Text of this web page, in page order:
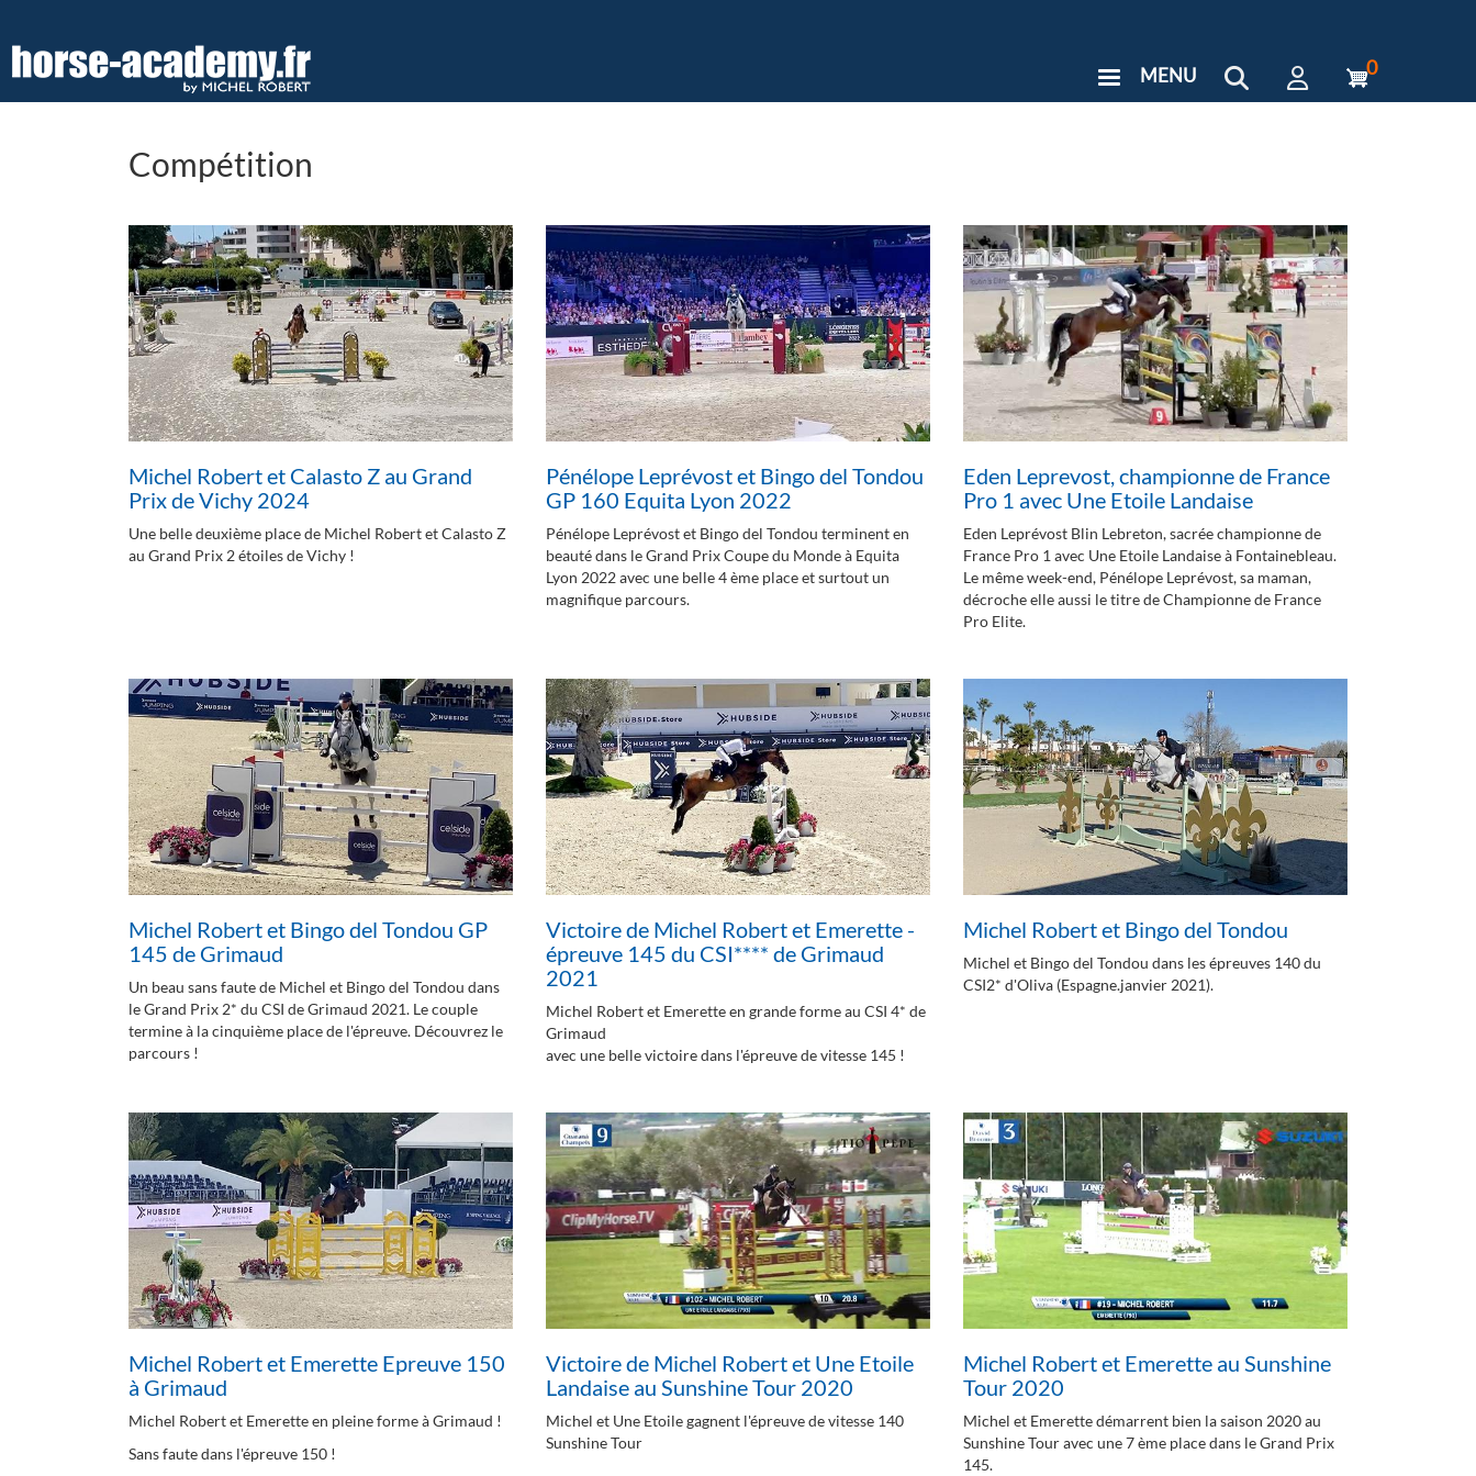
au
contenu
User
MENU 0
Compétition
Michel Robert et Calasto Z au Grand
Prix de Vichy 2024
Une belle deuxième place de Michel Robert et Calasto Z
au Grand Prix 2 étoiles de Vichy !
Pénélope Leprévost et Bingo del Tondou
GP 160 Equita Lyon 2022
Pénélope Leprévost et Bingo del Tondou terminent en
beauté dans le Grand Prix Coupe du Monde à Equita
Lyon 2022 avec une belle 4 ème place et surtout un
magnifique parcours.
Eden Leprevost, championne de France
Pro 1 avec Une Etoile Landaise
Eden Leprévost Blin Lebreton, sacrée championne de
France Pro 1 avec Une Etoile Landaise à Fontainebleau.
Le même week-end, Pénélope Leprévost, sa maman,
décroche elle aussi le titre de Championne de France
Pro Elite.
Michel Robert et Bingo del Tondou GP
145 de Grimaud
Un beau sans faute de Michel et Bingo del Tondou dans
le Grand Prix 2* du CSI de Grimaud 2021. Le couple
termine à la cinquième place de l'épreuve. Découvrez le
parcours !
Victoire de Michel Robert et Emerette -
épreuve 145 du CSI**** de Grimaud
2021
Michel Robert et Emerette en grande forme au CSI 4* de
Grimaud
avec une belle victoire dans l'épreuve de vitesse 145 !
Michel Robert et Bingo del Tondou
Michel et Bingo del Tondou dans les épreuves 140 du
CSI2* d'Oliva (Espagne.janvier 2021).
Michel Robert et Emerette Epreuve 150
à Grimaud
Michel Robert et Emerette en pleine forme à Grimaud !
Sans faute dans l'épreuve 150 !
Victoire de Michel Robert et Une Etoile
Landaise au Sunshine Tour 2020
Michel et Une Etoile gagnent l'épreuve de vitesse 140
Sunshine Tour
Michel Robert et Emerette au Sunshine
Tour 2020
Michel et Emerette démarrent bien la saison 2020 au
Sunshine Tour avec une 7 ème place dans le Grand Prix
145.